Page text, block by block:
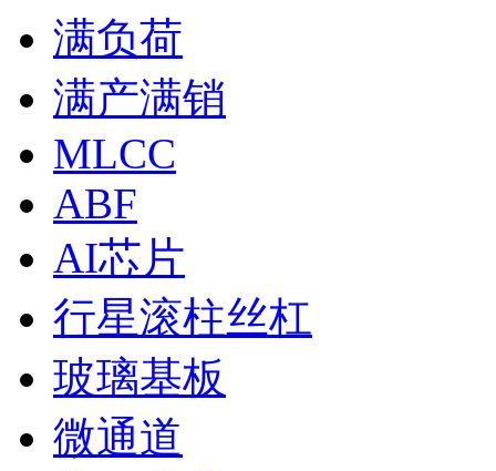
满负荷
满产满销
MLCC
ABF
AI芯片
行星滚柱丝杠
玻璃基板
微通道